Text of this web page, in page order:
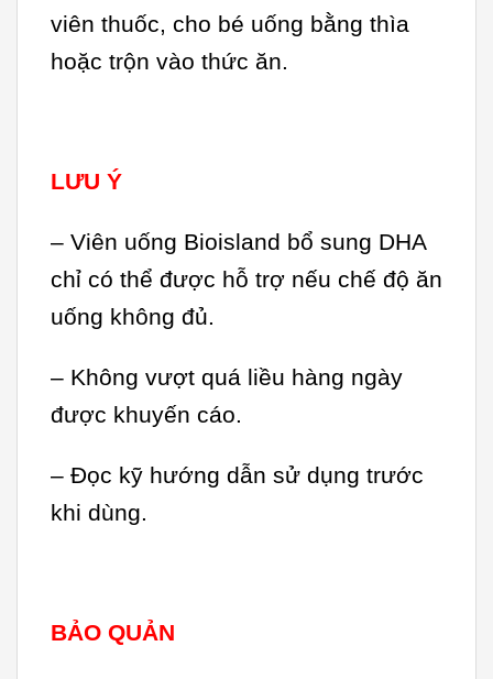
viên thuốc, cho bé uống bằng thìa
hoặc trộn vào thức ăn.
LƯU Ý
– Viên uống Bioisland bổ sung DHA
chỉ có thể được hỗ trợ nếu chế độ ăn
uống không đủ.
– Không vượt quá liều hàng ngày
được khuyến cáo.
– Đọc kỹ hướng dẫn sử dụng trước
khi dùng.
BẢO QUẢN